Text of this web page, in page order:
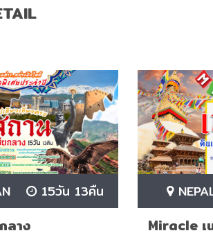
15วัน 13คืน
ลาง
Miracle เ